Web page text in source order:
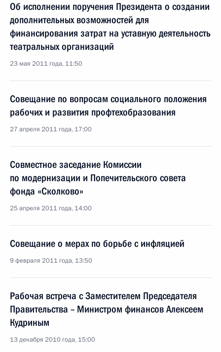
Об исполнении поручения Президента о создании
дополнительных возможностей для
финансирования затрат на уставную деятельность
театральных организаций
23 мая 2011 года, 11:50
Совещание по вопросам социального положения
рабочих и развития профтехобразования
27 апреля 2011 года, 17:00
Совместное заседание Комиссии
по модернизации и Попечительского совета
фонда «Сколково»
25 апреля 2011 года, 14:00
Совещание о мерах по борьбе с инфляцией
9 февраля 2011 года, 13:50
Рабочая встреча с Заместителем Председателя
Правительства – Министром финансов Алексеем
Кудриным
13 декабря 2010 года, 15:00